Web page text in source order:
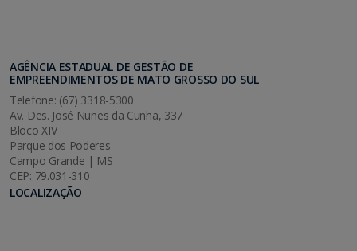
AGÊNCIA ESTADUAL DE GESTÃO DE
EMPREENDIMENTOS DE MATO GROSSO DO SUL
Telefone: (67) 3318-5300
Av. Des. José Nunes da Cunha, 337
Bloco XIV
Parque dos Poderes
Campo Grande | MS
CEP: 79.031-310
LOCALIZAÇÃO